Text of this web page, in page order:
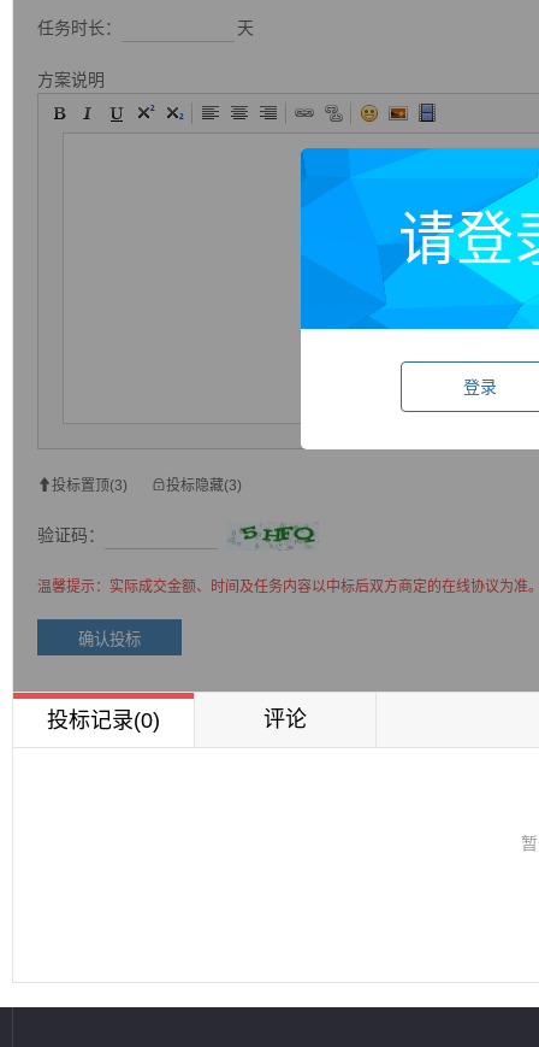
任务时长： 天
方案说明
投标置顶(3) 投标隐藏(3)
验证码：
温馨提示：实际成交金额、时间及任务内容以中标后双方商定的在线协议为准
请登
登录
投标记录(0) 评论